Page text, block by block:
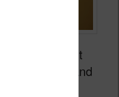
a frappé fort
couleur grand